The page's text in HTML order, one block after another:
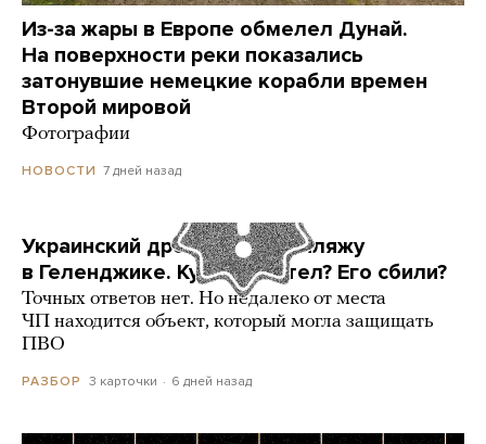
Из-за жары в Европе обмелел Дунай.
На поверхности реки показались
затонувшие немецкие корабли времен
Второй мировой
Фотографии
НОВОСТИ 7 дней назад
Украинский дрон попал по пляжу
в Геленджике. Куда он летел? Его сбили?
Точных ответов нет. Но недалеко от места
ЧП находится объект, который могла защищать
ПВО
РАЗБОР 3 карточки 6 дней назад